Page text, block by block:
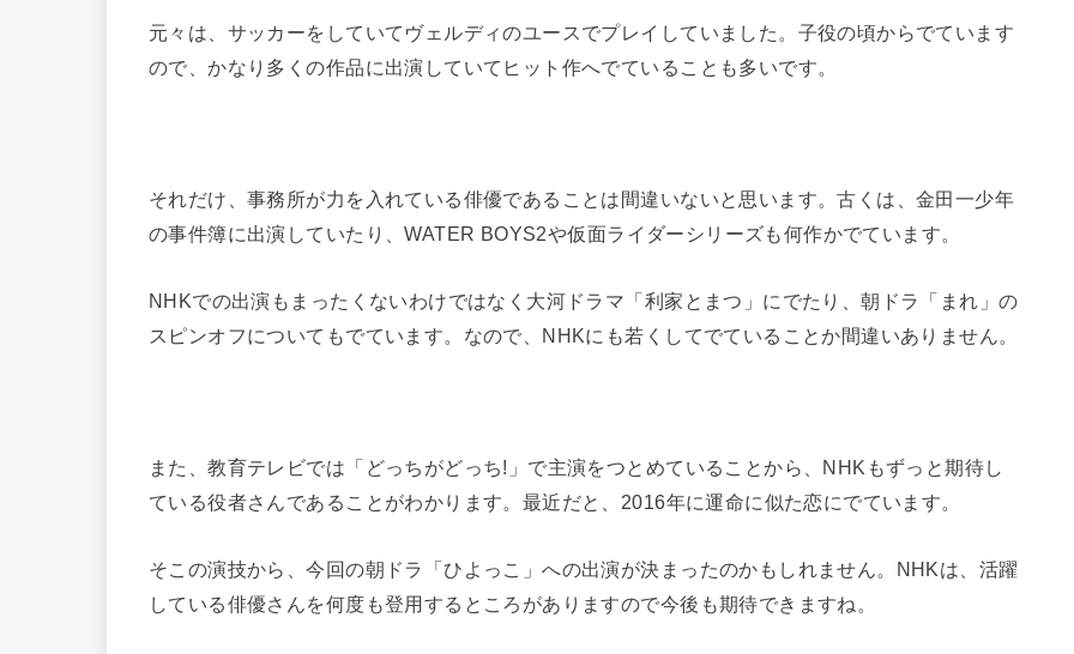
元々は、サッカーをしていてヴェルディのユースでプレイしていました。子役の頃からでています
ので、かなり多くの作品に出演していてヒット作へでていることも多いです。
それだけ、事務所が力を入れている俳優であることは間違いないと思います。古くは、金田一少年
の事件簿に出演していたり、WATER BOYS2や仮面ライダーシリーズも何作かでています。
NHKでの出演もまったくないわけではなく大河ドラマ「利家とまつ」にでたり、朝ドラ「まれ」の
スピンオフについてもでています。なので、NHKにも若くしてでていることか間違いありません。
また、教育テレビでは「どっちがどっち!」で主演をつとめていることから、NHKもずっと期待し
ている役者さんであることがわかります。最近だと、2016年に運命に似た恋にでています。
そこの演技から、今回の朝ドラ「ひよっこ」への出演が決まったのかもしれません。NHKは、活躍
している俳優さんを何度も登用するところがありますので今後も期待できますね。